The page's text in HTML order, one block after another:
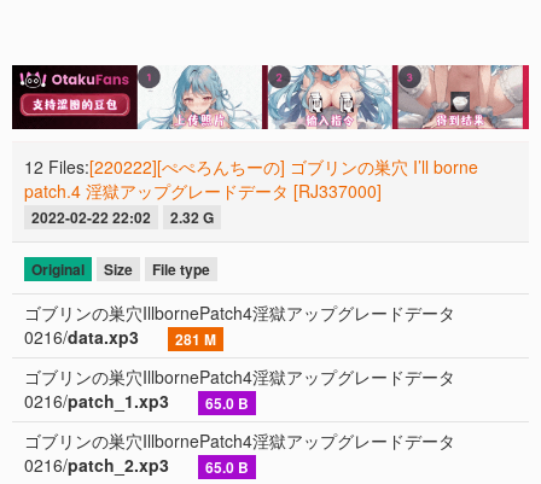
12 Files:[220222][ぺぺろんちーの] ゴブリンの巣穴 I’ll borne
patch.4 淫獄アップグレードデータ [RJ337000]
2022-02-22 22:02 2.32 G
Original Size File type
ゴブリンの巣穴IllbornePatch4淫獄アップグレードデータ
0216/data.xp3 281 M
ゴブリンの巣穴IllbornePatch4淫獄アップグレードデータ
0216/patch_1.xp3 65.0 B
ゴブリンの巣穴IllbornePatch4淫獄アップグレードデータ
0216/patch_2.xp3 65.0 B